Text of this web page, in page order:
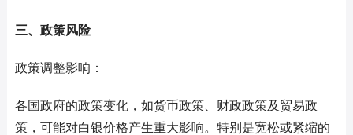
三、政策风险
政策调整影响：
各国政府的政策变化，如货币政策、财政政策及贸易政
策，可能对白银价格产生重大影响。特别是宽松或紧缩的